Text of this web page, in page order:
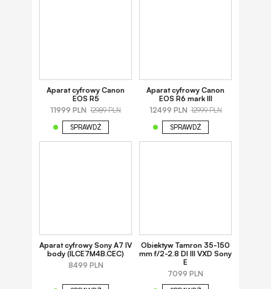
Aparat cyfrowy Canon
EOS R5
11999 PLN 12989 PLN
SPRAWDŹ
Aparat cyfrowy Canon
EOS R6 mark III
12499 PLN 12999 PLN
SPRAWDŹ
Aparat cyfrowy Sony A7 IV
body (ILCE7M4B.CEC)
8499 PLN
Obiektyw Tamron 35-150
mm f/2-2.8 DI III VXD Sony
E
7099 PLN